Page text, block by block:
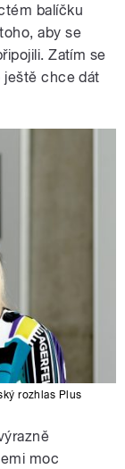
balíčku
aby se
Zatím se
ještě chce dát
rozhlas Plus
moc